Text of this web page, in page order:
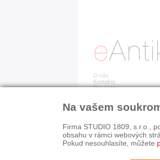
O nás
Kontakty
Recenze
Detail položky
Na vašem
Firma STUDIO 1809, s.r.o.,
obsahu v rámci webových
Pokud nesouhlasíte, můžete